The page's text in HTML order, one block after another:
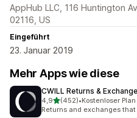
AppHub LLC, 116 Huntington
02116, US
Eingeführt
23. Januar 2019
Mehr Apps wie diese
CWILL Returns &
4,9von 5 Sternen
(452)
452 Rezensionen insgesamt
•Kostenloser
Returns and exchanges that